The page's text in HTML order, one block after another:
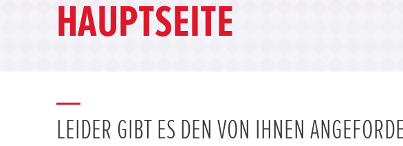
HAUPTSEITE
LEIDER GIBT ES DEN VON IHNEN